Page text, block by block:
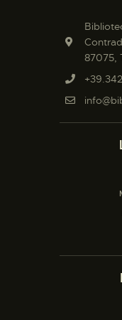
NOTIZIE
87075,